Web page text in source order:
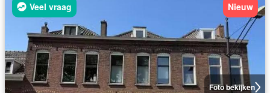
Foto bekijken
Veel vraag Nieuw